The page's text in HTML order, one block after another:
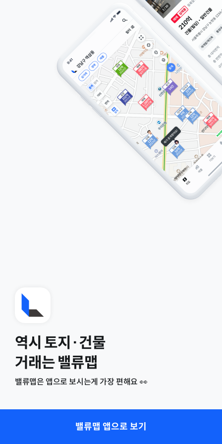
역시 토지·건물
거래는 밸류맵
밸류맵은 앱으로 보시는게 가장 편해요 👀
밸류맵 앱으로 보기